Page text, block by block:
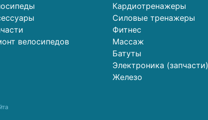
велосипедов
Кардиотренажеры
Силовые тренажеры
Фитнес
Массаж
Батуты
Электроника (запчасти)
Железо